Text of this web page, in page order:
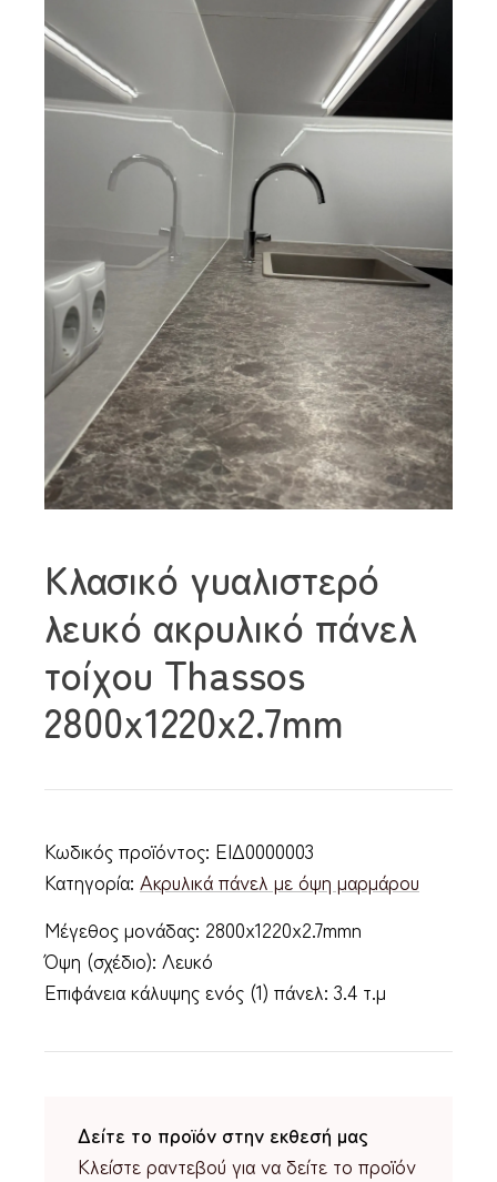
Κλασικό γυαλιστερό
λευκό ακρυλικό πάνελ
τοίχου Thassos
2800x1220x2.7mm
Κωδικός προϊόντος: ΕΙΔ0000003
Κατηγορία: Ακρυλικά πάνελ με όψη μαρμάρου
Μέγεθος μονάδας: 2800x1220x2.7mmn
Όψη (σχέδιο): Λευκό
Επιφάνεια κάλυψης ενός (1) πάνελ: 3.4 τ.μ
Δείτε το προϊόν στην εκθεσή μας
Κλείστε ραντεβού για να δείτε το προϊόν